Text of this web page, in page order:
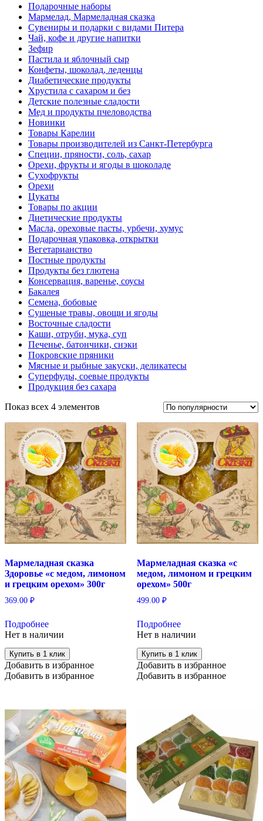
Подарочные наборы
Мармелад, Мармеладная сказка
Сувениры и подарки с видами Питера
Чай, кофе и другие напитки
Зефир
Пастила и яблочный сыр
Конфеты, шоколад, леденцы
Диабетические продукты
Хрустила с сахаром и без
Детские полезные сладости
Мед и продукты пчеловодства
Новинки
Товары Карелии
Товары производителей из Санкт-Петербурга
Специи, пряности, соль, сахар
Орехи, фрукты и ягоды в шоколаде
Сухофрукты
Орехи
Цукаты
Товары по акции
Диетические продукты
Масла, ореховые пасты, урбечи, хумус
Подарочная упаковка, открытки
Вегетарианство
Постные продукты
Продукты без глютена
Консервация, варенье, соусы
Бакалея
Семена, бобовые
Сушеные травы, овощи и ягоды
Восточные сладости
Каши, отруби, мука, суп
Печенье, батончики, снэки
Покровские пряники
Мясные и рыбные закуски, деликатесы
Суперфуды, соевые продукты
Продукция без сахара
Показ всех 4 элементов
Мармеладная сказка
Здоровье «с медом, лимоном
и грецким орехом» 300г
369.00 ₽
Подробнее
Нет в наличии
Купить в 1 клик
Добавить в избранное
Добавить в избранное
Мармеладная сказка «с
медом, лимоном и грецким
орехом» 500г
499.00 ₽
Подробнее
Нет в наличии
Купить в 1 клик
Добавить в избранное
Добавить в избранное